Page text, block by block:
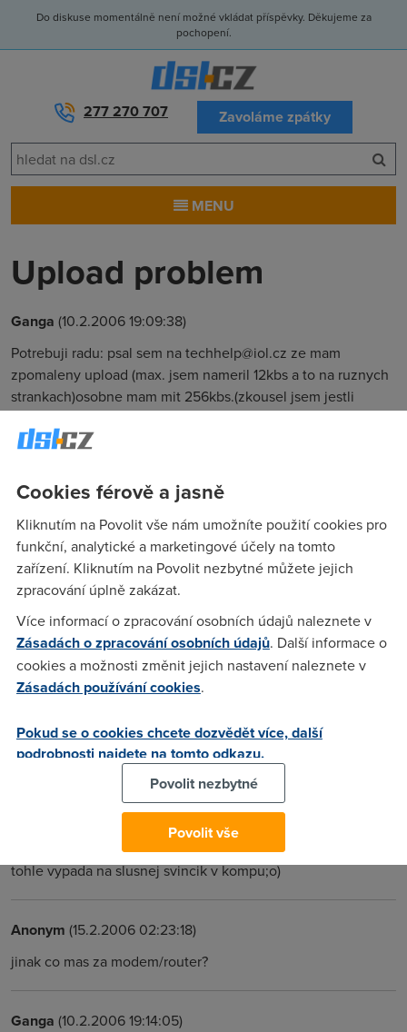
Do diskuse momentálně není možné vkládat příspěvky. Děkujeme za
pochopení.
277 270 707 Zavoláme zpátky
MENU
Upload problem
Ganga (10.2.2006 19:09:38)
Potrebuji radu: psal sem na techhelp@iol.cz ze mam
zpomaleny upload (max. jsem nameril 12kbs a to na ruznych
strankach)osobne mam mit 256kbs.(zkousel jsem jestli
v kompu a je divne ze ze zacatku kdyz nekomu neco
pak se to najednou zpomali na 600bs) Z telecomu mi napsali
toto: "Otestujte snizeni hodnoty MTU a MRU na 1450 pokud
mate USB modem, pouzijte prilozenou utilitu."
(TCPOptimalizer(pro XP)) A fakt, ze nevim co tam mam
udelat, budu rad kdyz mi nekdo s tim poradi. diky za rady
tem co tomu porozumneli vic nez ja.
Ganga(10.2.2006 19:13:14)
Mam rekord !!! VÝSLEDEK POSLEDNÍHO TESTU na
stahování:1148.968 kbps (143.621 kB/s) upload:13.656 kbps
(1.707 kB/s) !!!!!už ne 12kbs!!!! web odezva:min:32.7ms
průměr:40.7ms max:51.9ms
(15.2.2006 02:23:02)
tohle vypada na slusnej svincik v kompu;o)
Anonym (15.2.2006 02:23:18)
jinak co mas za modem/router?
Ganga (10.2.2006 19:14:05)
Cookies férově a jasně
Kliknutím na Povolit vše nám umožníte použití cookies pro
funkční, analytické a marketingové účely na tomto
zařízení. Kliknutím na Povolit nezbytné můžete jejich
zpracování úplně zakázat.
Více informací o zpracování osobních údajů naleznete v
Zásadách o zpracování osobních údajů. Další informace o
cookies a možnosti změnit jejich nastavení naleznete v
Zásadách používání cookies.
Pokud se o cookies chcete dozvědět více, další
podrobnosti najdete na tomto odkazu.
Povolit nezbytné
Povolit vše